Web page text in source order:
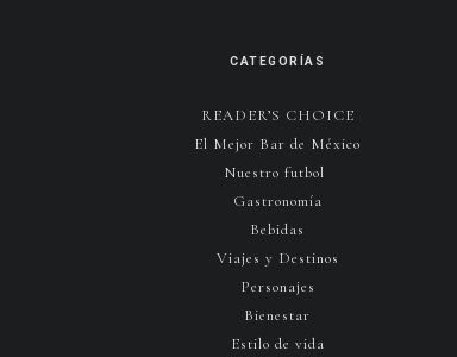
CATEGORÍAS
READER’S CHOICE
El Mejor Bar de México
Nuestro futbol
Gastronomía
Bebidas
Viajes y Destinos
Personajes
Bienestar
Estilo de vida